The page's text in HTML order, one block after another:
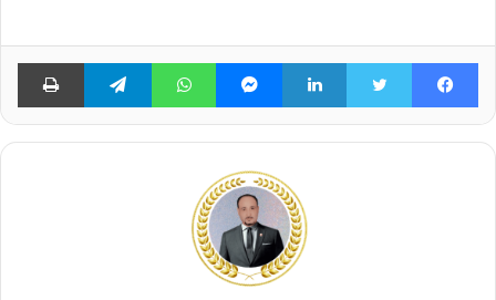
فيسبوك لينكدإن ماسنجر واتساب تيلقرام